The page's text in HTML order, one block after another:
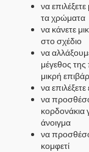
να
τα χρώματα
να κάνετε
στο σχέδιο
να
μέγεθος της
μικρή
να
να
κορδονάκια
άνοιγμα
να
κομφετί